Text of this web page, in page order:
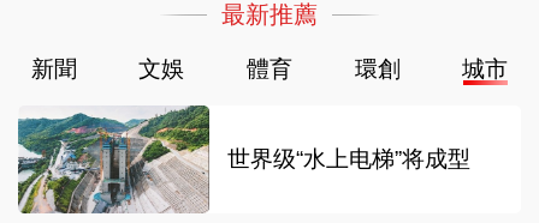
最新推薦
新聞 文娛 體育 環創 城市
世界级“水上电梯”将成型